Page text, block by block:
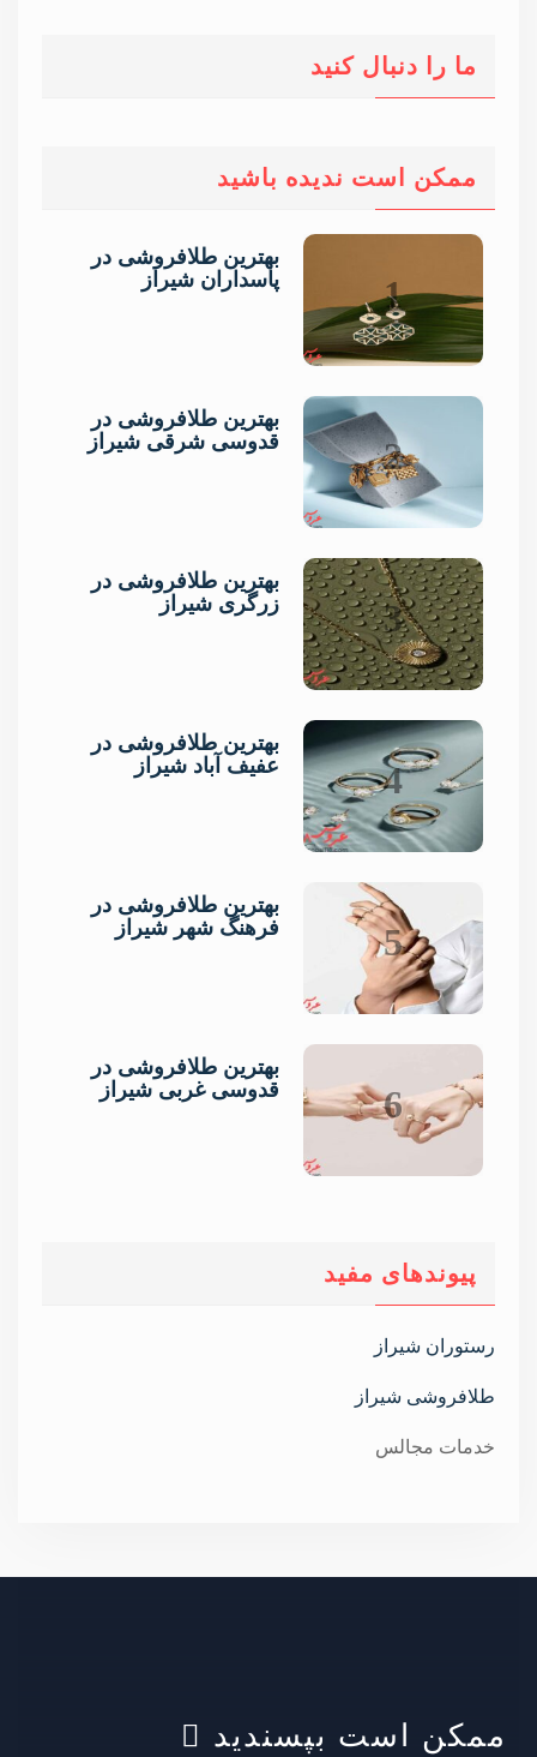
ما را دنبال کنید
ممکن است ندیده باشید
1
بهترین طلافروشی در
پاسداران شیراز
2
بهترین طلافروشی در
قدوسی شرقی شیراز
3
بهترین طلافروشی در
زرگری شیراز
4
بهترین طلافروشی در
عفیف آباد شیراز
5
بهترین طلافروشی در
فرهنگ شهر شیراز
6
بهترین طلافروشی در
قدوسی غربی شیراز
پیوندهای مفید
رستوران شیراز
طلافروشی شیراز
خدمات مجالس
ممکن است بپسندید